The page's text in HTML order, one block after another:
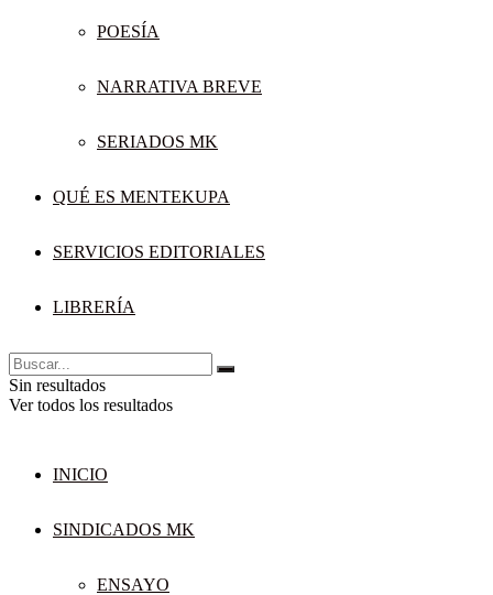
POESÍA
NARRATIVA BREVE
SERIADOS MK
QUÉ ES MENTEKUPA
SERVICIOS EDITORIALES
LIBRERÍA
Sin resultados
Ver todos los resultados
INICIO
SINDICADOS MK
ENSAYO